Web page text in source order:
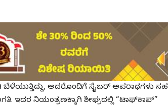
ಬೆಳೆಯುತ್ತಿದ್ದು, ಅದರೊಂದಿಗೆ ಸೈಬರ್ ಅಪರಾಧಗಳು ಸಹ
ಇದರ ನಿಯಂತ್ರಣಕ್ಕಾಗಿ ಶೀಘ್ರದಲ್ಲಿ “ಟಾಫ್‌ಕಾಪ್”